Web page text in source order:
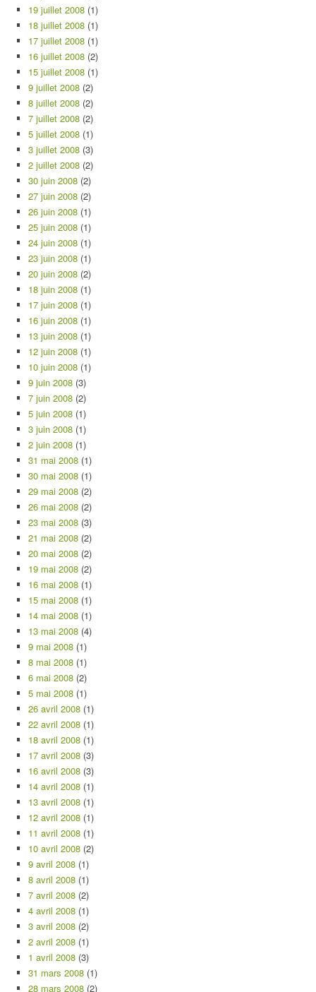
19 juillet 2008 (1)
18 juillet 2008 (1)
17 juillet 2008 (1)
16 juillet 2008 (2)
15 juillet 2008 (1)
9 juillet 2008 (2)
8 juillet 2008 (2)
7 juillet 2008 (2)
5 juillet 2008 (1)
3 juillet 2008 (3)
2 juillet 2008 (2)
30 juin 2008 (2)
27 juin 2008 (2)
26 juin 2008 (1)
25 juin 2008 (1)
24 juin 2008 (1)
23 juin 2008 (1)
20 juin 2008 (2)
18 juin 2008 (1)
17 juin 2008 (1)
16 juin 2008 (1)
13 juin 2008 (1)
12 juin 2008 (1)
10 juin 2008 (1)
9 juin 2008 (3)
7 juin 2008 (2)
5 juin 2008 (1)
3 juin 2008 (1)
2 juin 2008 (1)
31 mai 2008 (1)
30 mai 2008 (1)
29 mai 2008 (2)
26 mai 2008 (2)
23 mai 2008 (3)
21 mai 2008 (2)
20 mai 2008 (2)
19 mai 2008 (2)
16 mai 2008 (1)
15 mai 2008 (1)
14 mai 2008 (1)
13 mai 2008 (4)
9 mai 2008 (1)
8 mai 2008 (1)
6 mai 2008 (2)
5 mai 2008 (1)
26 avril 2008 (1)
22 avril 2008 (1)
18 avril 2008 (1)
17 avril 2008 (3)
16 avril 2008 (3)
14 avril 2008 (1)
13 avril 2008 (1)
12 avril 2008 (1)
11 avril 2008 (1)
10 avril 2008 (2)
9 avril 2008 (1)
8 avril 2008 (1)
7 avril 2008 (2)
4 avril 2008 (1)
3 avril 2008 (2)
2 avril 2008 (1)
1 avril 2008 (3)
31 mars 2008 (1)
28 mars 2008 (2)